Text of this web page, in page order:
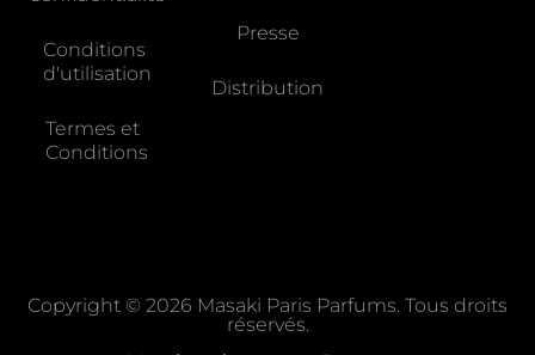
Conditions
d'utilisation
Termes et
Conditions
Presse
Distribution
Copyright © 2026 Masaki Paris Parfums. Tous droits
réservés.